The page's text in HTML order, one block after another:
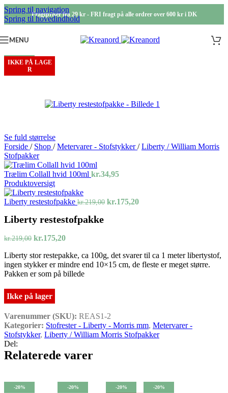
Spring til navigation
Spring til hovedindhold
Fragtpriser fra 29 kr - FRI fragt på alle ordrer over 600 kr i DK
MENU
IKKE PÅ LAGE
R
Se fuld størrelse
Forside / Shop / Metervarer - Stofstykker/ Liberty / William Morris
Stofpakker
Trælim Collall hvid 100ml kr.34,95
Produktoversigt
Liberty restestofpakke kr.219,00 Den
kr.175,20Den
Liberty restestofpakke
kr.219,00 Den
pris
var:
kr.219,00.
kr.175,20Den
pris
er:
kr.175,20.
Liberty stor restepakke, ca 100g, det svarer til ca 1 meter libertystof,
ingen stykker er mindre end 10×15 cm, de fleste er meget større.
Pakken er som på billede
Ikke på lager
Varenummer (SKU): REAS1-2
Kategorier: Stofrester - Liberty - Morris mm, Metervarer -
Stofstykker, Liberty / William Morris Stofpakker
Del:
Relaterede varer
-20% -20% -20% -20%